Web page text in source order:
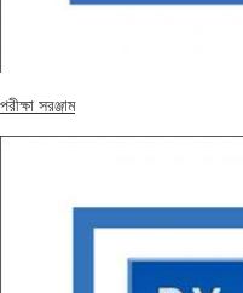
পরীক্ষা সরঞ্জাম